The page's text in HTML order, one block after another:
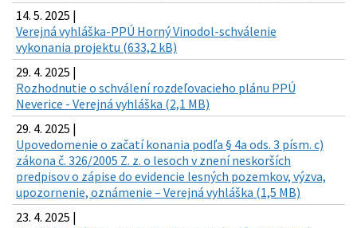
14. 5. 2025 |
Verejná vyhláška-PPÚ Horný Vinodol-schválenie
vykonania projektu (633,2 kB)
29. 4. 2025 |
Rozhodnutie o schválení rozdeľovacieho plánu PPÚ
Neverice - Verejná vyhláška (2,1 MB)
29. 4. 2025 |
Upovedomenie o začatí konania podľa § 4a ods. 3 písm. c)
zákona č. 326/2005 Z. z. o lesoch v znení neskorších
predpisov o zápise do evidencie lesných pozemkov, výzva,
upozornenie, oznámenie – Verejná vyhláška (1,5 MB)
23. 4. 2025 |